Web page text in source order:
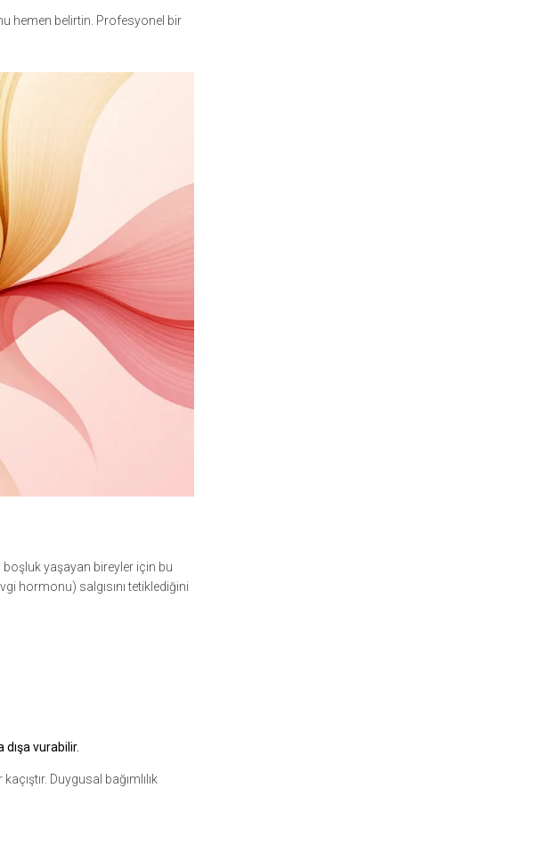
hemen belirtin. Profesyonel bir
boşluk yaşayan bireyler için bu
hormonu) salgısını tetiklediğini
vurabilir.
Duygusal bağımlılık